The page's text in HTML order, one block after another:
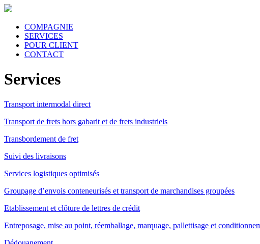
COMPAGNIE
SERVICES
POUR CLIENT
CONTACT
Services
Transport intermodal direct
Transport de frets hors gabarit et de frets industriels
Transbordement de fret
Suivi des livraisons
Services logistiques optimisés
Groupage d’envois conteneurisés et transport de marchandises groupées
Etablissement et clôture de lettres de crédit
Entreposage, mise au point, réemballage, marquage, pallettisage et